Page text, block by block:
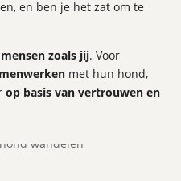
en ben je het zat om te
zoals jij. Voor
met hun hond,
op basis van vertrouwen en